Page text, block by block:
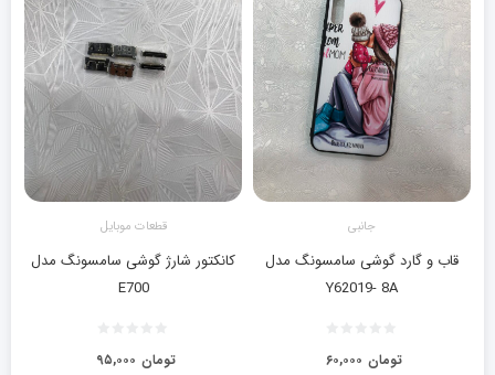
جانبی
قاب و گارد گوشی سامسونگ مدل
Y62019- 8A
۶۰,۰۰۰ تومان
قطعات موبایل
کانکتور شارژ گوشی سامسونگ مدل
E700
۹۵,۰۰۰ تومان